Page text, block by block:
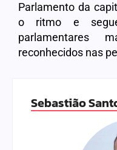
Parlamento da
o ritmo e
parlamentares
reconhecidos nas
Sebastião